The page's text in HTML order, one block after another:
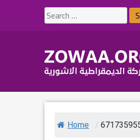
Search
for:
Home /